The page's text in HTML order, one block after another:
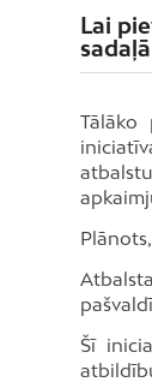
Lai
sadaļā
Tālāko
Šī